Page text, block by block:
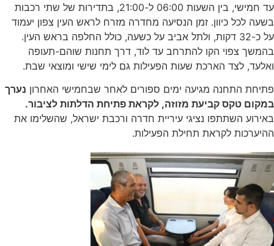
עד חמישי, בין השעות 06:00 ל-21:00, בתדירות של שתי רכבות
כיוון. זמן הנסיעה מחדרה מזרח לראש העין צפון יעמוד
על כ-32 דקות, ולתל אביב על כשעה, כולל החלפה בראש העין.
צפוי הקו להתרחב עד לוד, דרך תחנות שוהם-תעופה
לצד הארכת שעות הפעילות גם לימי שישי ומוצאי שבת.
התחנה מגיעה ימים ספורים לאחר שבחמישי האחרוןנערך
טקס קביעת מזוזה, לקראת פתיחת הדלתות לציבור.
השתתפו נציגי עיריית חדרה ורכבת ישראל, שהשלימו את
לקראת תחילת הפעילות.